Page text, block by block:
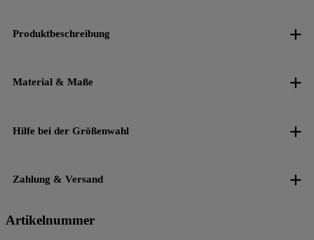
Produktbeschreibung
Material & Maße
Hilfe bei der Größenwahl
Zahlung & Versand
Artikelnummer